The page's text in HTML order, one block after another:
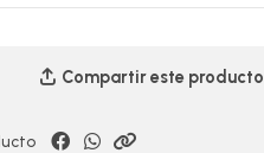
Compartir este producto